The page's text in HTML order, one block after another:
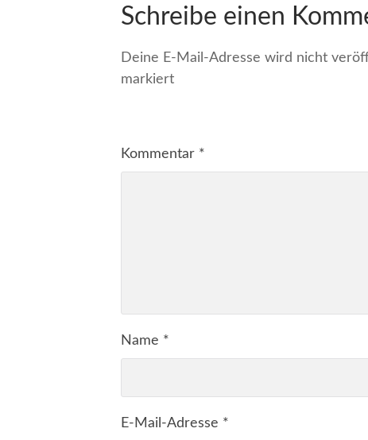
Schreibe einen
Deine E-Mail-Adresse wird nicht
markiert
Kommentar *
Name *
E-Mail-Adresse *